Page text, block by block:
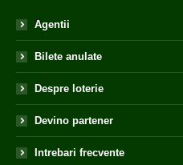
Agentii
Bilete anulate
Despre loterie
Devino partener
Intrebari frecvente